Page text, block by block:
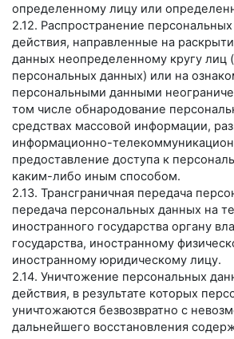
определенному лицу или
2.12. Распространение
действия, направленные на
данных неопределенному кругу лиц
персональных данных) или на
персональными данными
том числе обнародование
средствах массовой информации,
информационно-
предоставление доступа к
каким-либо иным способом.
2.13. Трансграничная передача
передача персональных данных на
иностранного государства органу
государства, иностранному
иностранному юридическому лицу.
2.14. Уничтожение персональных
действия, в результате которых
уничтожаются безвозвратно с
дальнейшего восстановления